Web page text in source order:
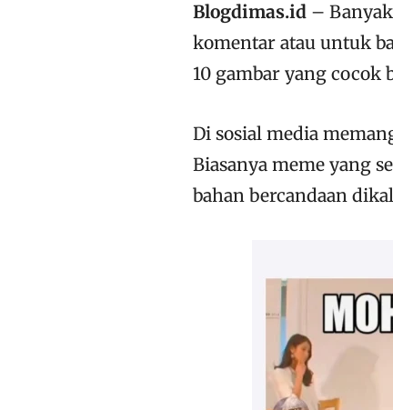
Blogdimas.id –
komentar atau untuk
10 gambar yang cocok
Di sosial media
Biasanya meme yang
bahan bercandaan